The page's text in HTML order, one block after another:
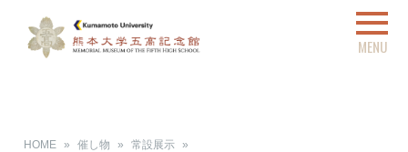
HOME » 催し物 » 常設展示 »